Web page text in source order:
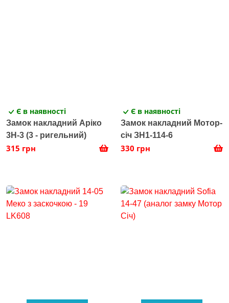
Є в наявності
Замок накладний Аріко
3Н-3 (3 - ригельний)
315 грн
Є в наявності
Замок накладний Мотор-
січ ЗН1-114-6
330 грн